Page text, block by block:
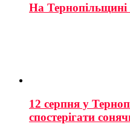
На Тернопільщині
12 серпня у
спостерігати